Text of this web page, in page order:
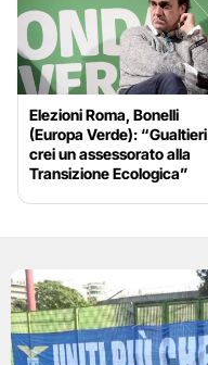
Elezioni Roma, Bonelli
(Europa Verde): “Gualtieri
crei un assessorato alla
Transizione Ecologica”